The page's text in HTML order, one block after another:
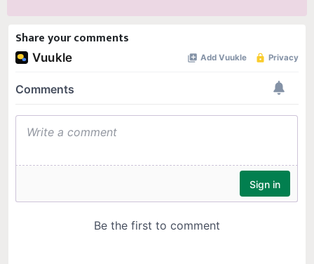
Share your comments